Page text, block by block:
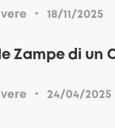
· 18/11/2025
Zampe di un
· 24/04/2025